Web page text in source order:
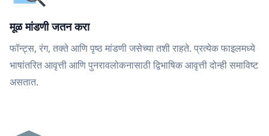
मूळ मांडणी जतन करा
फॉन्ट्स, रंग, तक्ते आणि पृष्ठ मांडणी जसेच्या तशी राहते. प्रत्येक फाइलमध्ये
भाषांतरित आवृत्ती आणि पुनरावलोकनासाठी द्विभाषिक आवृत्ती दोन्ही समाविष्ट
असतात.